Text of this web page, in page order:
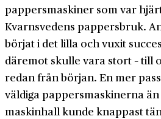
pappersmaskiner som var
Kvarnsvedens pappersbruk.
börjat i det lilla och vuxit
däremot skulle vara stort – till
redan från början. En mer
väldiga pappersmaskinerna
maskinhall kunde knappast